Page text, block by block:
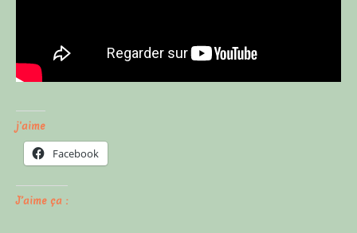
j'aime
Facebook
J’aime ça :